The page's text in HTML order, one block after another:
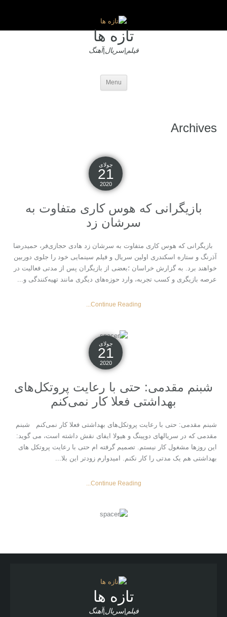
تازه ها
فیلم|سریال|آهنگ
Menu
Archives
جولای
21
2020
بازیگرانی که هوس کاری متفاوت به
سرشان زد
بازیگرانی که هوس کاری متفاوت به سرشان زد هادی حجازی‌فر، حمیدرضا
آذرنگ و ستاره اسکندری اولین سریال و فیلم سینمایی خود را جلوی دوربین
خواهند برد. به گزارش خراسان ؛بعضی از بازیگران پس از مدتی فعالیت در
عرصه بازیگری و کسب تجربه، وارد حوزه‌های دیگری مانند تهیه‌کنندگی و...
Continue Reading...
جولای
21
2020
شبنم مقدمی: حتی با رعایت پروتکل‌های
بهداشتی فعلا کار نمی‌کنم
شبنم مقدمی: حتی با رعایت پروتکل‌های بهداشتی فعلا کار نمی‌کنم شبنم
مقدمی که در سریالهای دوپینگ و هیولا ایفای نقش داشته است، می گوید:
این روزها مشغول کار نیستم. تصمیم گرفته ام حتی با رعایت پروتکل های
بهداشتی هم یک مدتی را کار نکنم. امیدوارم زودتر این بلا...
Continue Reading...
تازه ها
فیلم|سریال|آهنگ